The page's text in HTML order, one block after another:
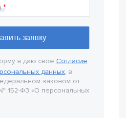
я даю своё Согласие
данных, в
законом от
152-Ф3 «О персональных